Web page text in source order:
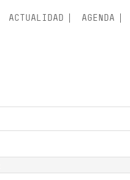
ACTUALIDAD AGENDA